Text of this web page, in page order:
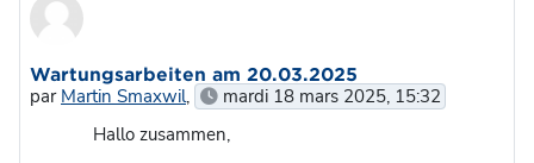
Wartungsarbeiten am 20.03.2025
par Martin Smaxwil, mardi 18 mars 2025, 15:32
Hallo zusammen,